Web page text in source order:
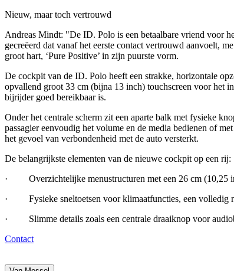
Nieuw, maar toch vertrouwd
Andreas Mindt: "De ID. Polo is een betaalbare vriend voor
gecreëerd dat vanaf het eerste contact vertrouwd aanvoelt,
groot hart, ‘Pure Positive’ in zijn puurste vorm.
De cockpit van de ID. Polo heeft een strakke, horizontale
opvallend groot 33 cm (bijna 13 inch) touchscreen voor het
bijrijder goed bereikbaar is.
Onder het centrale scherm zit een aparte balk met fysieke
passagier eenvoudig het volume en de media bedienen of
het gevoel van verbondenheid met de auto versterkt.
De belangrijkste elementen van de nieuwe cockpit op een rij:
· Overzichtelijke menustructuren met een 26 cm (10,25
· Fysieke sneltoetsen voor klimaatfuncties, een
· Slimme details zoals een centrale draaiknop voor
Contact